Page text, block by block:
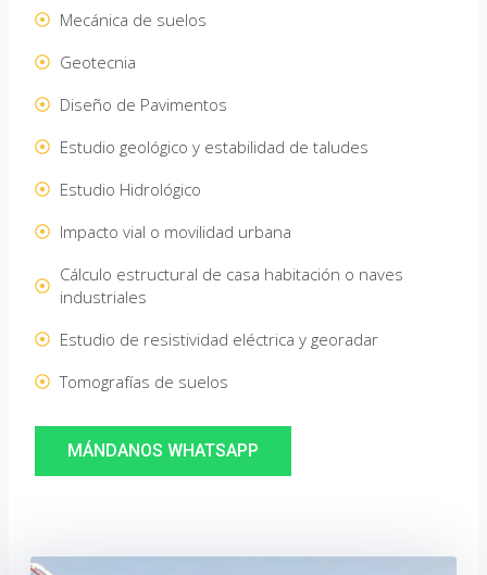
Mecánica de suelos
Geotecnia
Diseño de Pavimentos
Estudio geológico y estabilidad de taludes
Estudio Hidrológico
Impacto vial o movilidad urbana
Cálculo estructural de casa habitación o naves
industriales
Estudio de resistividad eléctrica y georadar
Tomografías de suelos
MÁNDANOS WHATSAPP